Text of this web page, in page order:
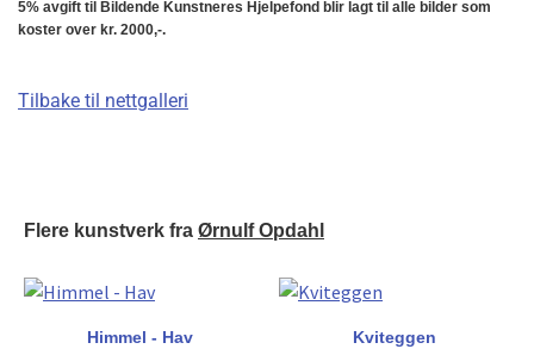
5% avgift til Bildende Kunstneres Hjelpefond blir lagt til alle bilder som
koster over kr. 2000,-.
Tilbake til nettgalleri
Flere kunstverk fra Ørnulf Opdahl
Himmel - Hav Kviteggen